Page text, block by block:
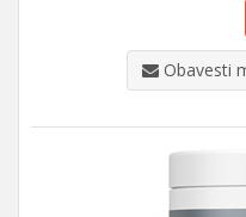
Obavesti